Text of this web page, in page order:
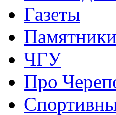
Газеты
Памятники
ЧГУ
Про